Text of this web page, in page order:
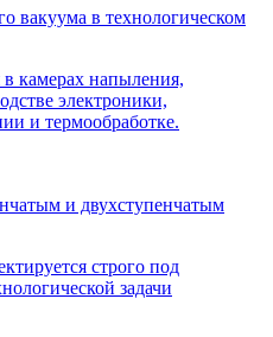
вакуума в технологическом
камерах напыления,
электроники,
и термообработке.
и двухступенчатым
строго под
задачи